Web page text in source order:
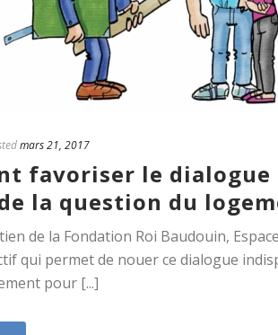
mars 21, 2017
favoriser le
la question du
de la Fondation Roi Baudouin,
qui permet de nouer ce dialogue
pour [...]